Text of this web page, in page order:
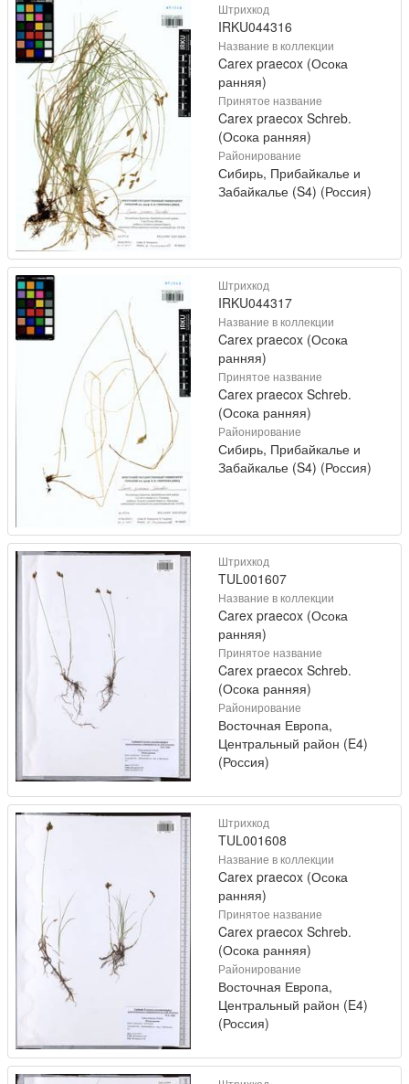
Штрихкод
IRKU044316
Название в коллекции
Carex praecox (Осока
ранняя)
Принятое название
Carex praecox Schreb.
(Осока ранняя)
Районирование
Сибирь, Прибайкалье и
Забайкалье (S4) (Россия)
Штрихкод
IRKU044317
Название в коллекции
Carex praecox (Осока
ранняя)
Принятое название
Carex praecox Schreb.
(Осока ранняя)
Районирование
Сибирь, Прибайкалье и
Забайкалье (S4) (Россия)
Штрихкод
TUL001607
Название в коллекции
Carex praecox (Осока
ранняя)
Принятое название
Carex praecox Schreb.
(Осока ранняя)
Районирование
Восточная Европа,
Центральный район (E4)
(Россия)
Штрихкод
TUL001608
Название в коллекции
Carex praecox (Осока
ранняя)
Принятое название
Carex praecox Schreb.
(Осока ранняя)
Районирование
Восточная Европа,
Центральный район (E4)
(Россия)